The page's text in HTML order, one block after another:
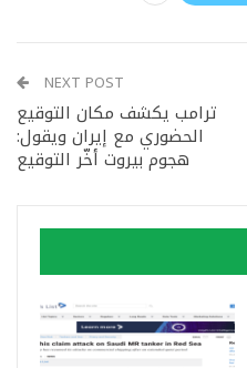
NEXT POST
ترامب يكشف مكان التوقيع
الحضوري مع إيران ويقول:
هجوم بيروت أخّر التوقيع